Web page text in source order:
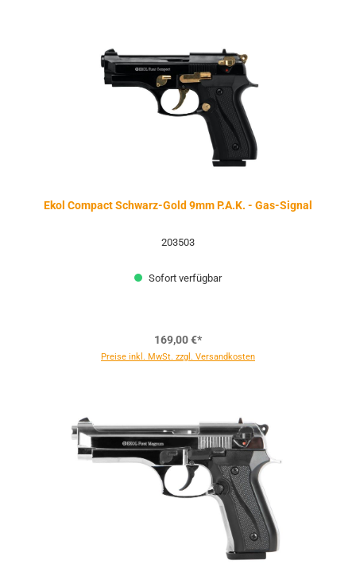
Ekol Compact Schwarz-Gold 9mm P.A.K. - Gas-Signal
203503
Sofort verfügbar
169,00 €*
Preise inkl. MwSt. zzgl. Versandkosten